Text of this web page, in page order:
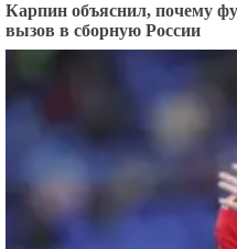
Карпин объяснил, почему
вызов в сборную России